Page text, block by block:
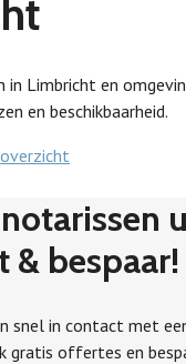
in Limbricht en
en beschikbaarheid.
& bespaar!
snel in contact met
gratis offertes en